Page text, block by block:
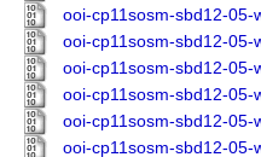
ooi-cp11sosm-sbd12-05-
ooi-cp11sosm-sbd12-05-
ooi-cp11sosm-sbd12-05-
ooi-cp11sosm-sbd12-05-
ooi-cp11sosm-sbd12-05-
ooi-cp11sosm-sbd12-05-